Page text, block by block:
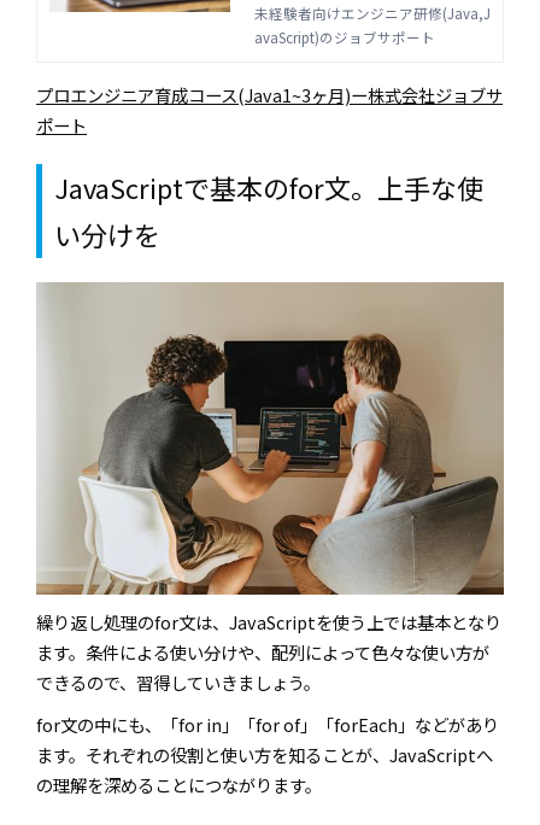
a,JavaScript)のジョブサ
ポート
でしょう。この記事では、研修の具
体的なプランやカリキュラムについ
未経験者向けエンジニア研修(Java,J
avaScript)のジョブサポート
プロエンジニア育成コース(Java1~3ヶ月)ー株式会社ジョブサ
ポート
JavaScriptで基本のfor文。上手な使
い分けを
繰り返し処理のfor文は、JavaScriptを使う上では基本となり
ます。条件による使い分けや、配列によって色々な使い方が
できるので、習得していきましょう。
for文の中にも、「for in」「for of」「forEach」などがあり
ます。それぞれの役割と使い方を知ることが、JavaScriptへ
の理解を深めることにつながります。